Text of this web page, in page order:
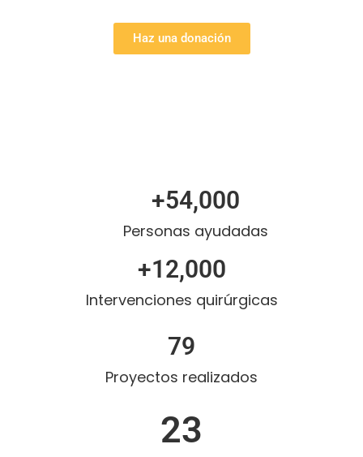
Haz una donación
Personas ayudadas
+54,000
Intervenciones quirúrgicas
+12,000
Proyectos realizados
79
23